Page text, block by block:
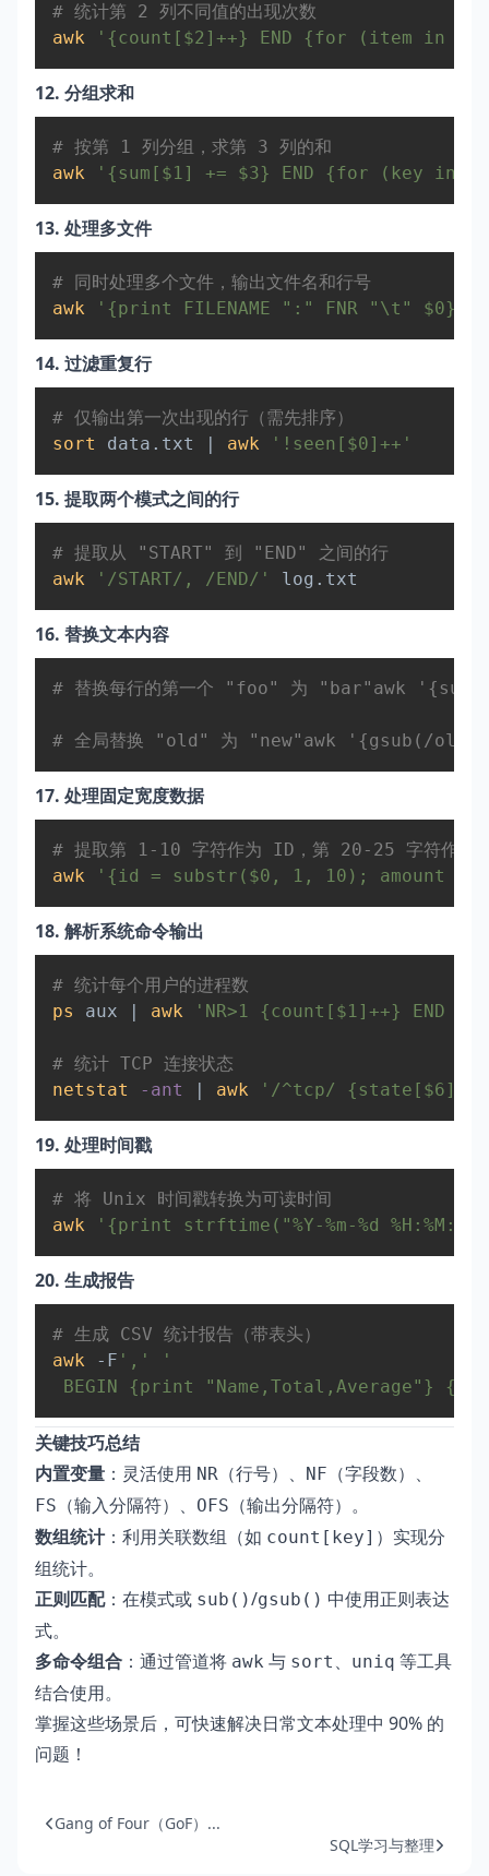
# 统计第 2 列不同值的出现次数
awk
'{count[$2]++} END {for (item in
12. 分组求和
# 按第 1 列分组，求第 3 列的和
awk
'{sum[$1] += $3} END {for (key in
13. 处理多文件
# 同时处理多个文件，输出文件名和行号
awk
'{print FILENAME ":" FNR "\t" $0}'
14. 过滤重复行
# 仅输出第一次出现的行（需先排序）
sort
data.txt | awk '!seen[$0]++'
15. 提取两个模式之间的行
# 提取从 "START" 到 "END" 之间的行
awk
'/START/, /END/'
16. 替换文本内容
# 替换每行的第一个 "foo" 为
# 全局替换 "old" 为 "new"awk
Copy
17. 处理固定宽度数据
# 提取第 1-10 字符作为 ID，第 20-25 字符作
awk
'{id = substr($0, 1, 10); amount
Copy
18. 解析系统命令输出
# 统计每个用户的进程数
ps
aux | awk 'NR>1 {count[$1]++}
# 统计 TCP 连接状态
netstat
-ant | awk '/^tcp/
19. 处理时间戳
# 将 Unix 时间戳转换为可读时间
awk
'{print strftime("%Y-%m-%d
20. 生成报告
# 生成 CSV 统计报告（带表头）
awk -F ','
'
BEGIN {print "Name,Total,Average"} {
关键技巧总结
内置变量 ：灵活使用 NR （行号）、 NF （字段数）、
FS （输入分隔符）、 OFS （输出分隔符）。
数组统计：利用关联数组（如 count[key] ）实现分
组统计。
正则匹配：在模式或 sub()/gsub() 中使用正则表达
式。
多命令组合 ：通过管道将 awk 与 sort 、 uniq 等工具
结合使用。
掌握这些场景后，可快速解决日常文本处理中 90% 的
问题！
Gang of Four（GoF）...
SQL学习与整理